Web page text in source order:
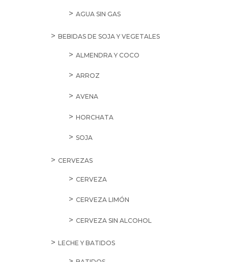
AGUA SIN GAS
BEBIDAS DE SOJA Y VEGETALES
ALMENDRA Y COCO
ARROZ
AVENA
HORCHATA
SOJA
CERVEZAS
CERVEZA
CERVEZA LIMÓN
CERVEZA SIN ALCOHOL
LECHE Y BATIDOS